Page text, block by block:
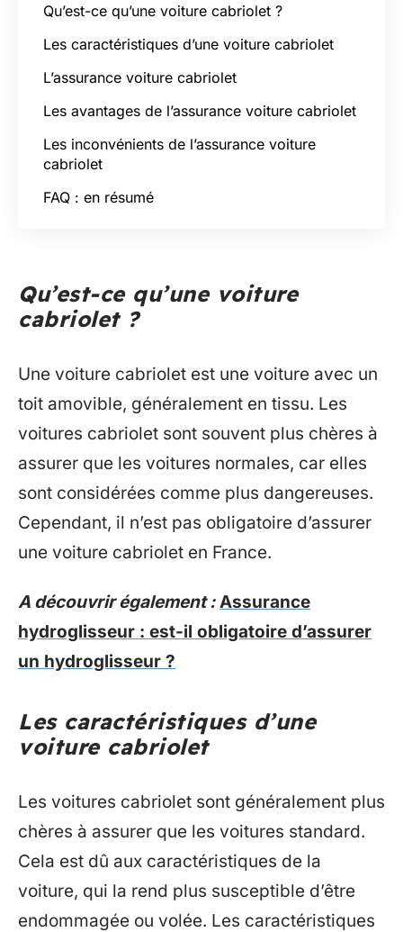
Qu’est-ce qu’une voiture cabriolet ?
Les caractéristiques d’une voiture cabriolet
L’assurance voiture cabriolet
Les avantages de l’assurance voiture cabriolet
Les inconvénients de l’assurance voiture
cabriolet
FAQ : en résumé
Qu’est-ce qu’une voiture
cabriolet ?
Une voiture cabriolet est une voiture avec un
toit amovible, généralement en tissu. Les
voitures cabriolet sont souvent plus chères à
assurer que les voitures normales, car elles
sont considérées comme plus dangereuses.
Cependant, il n’est pas obligatoire d’assurer
une voiture cabriolet en France.
A découvrir également : Assurance
hydroglisseur : est-il obligatoire d’assurer
un hydroglisseur ?
Les caractéristiques d’une
voiture cabriolet
Les voitures cabriolet sont généralement plus
chères à assurer que les voitures standard.
Cela est dû aux caractéristiques de la
voiture, qui la rend plus susceptible d’être
endommagée ou volée. Les caractéristiques